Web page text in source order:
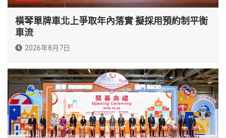
橫琴單牌車北上爭取年內落實 擬採用預約制平衡
車流
2026年8月7日